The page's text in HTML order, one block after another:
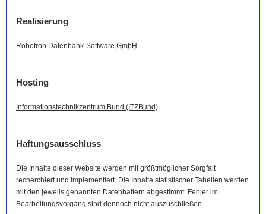
Realisierung
Robotron Datenbank-Software GmbH
Hosting
Informationstechnikzentrum Bund (ITZBund)
Haftungsausschluss
Die Inhalte dieser Website werden mit größtmöglicher Sorgfalt
recherchiert und implementiert. Die Inhalte statistischer Tabellen werden
mit den jeweils genannten Datenhaltern abgestimmt. Fehler im
Bearbeitungsvorgang sind dennoch nicht auszuschließen.